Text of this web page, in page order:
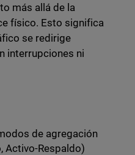
más allá de la
físico. Esto significa
se redirige
interrupciones ni
de agregación
Activo-Respaldo)